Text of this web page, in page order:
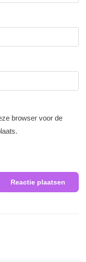
browser voor de